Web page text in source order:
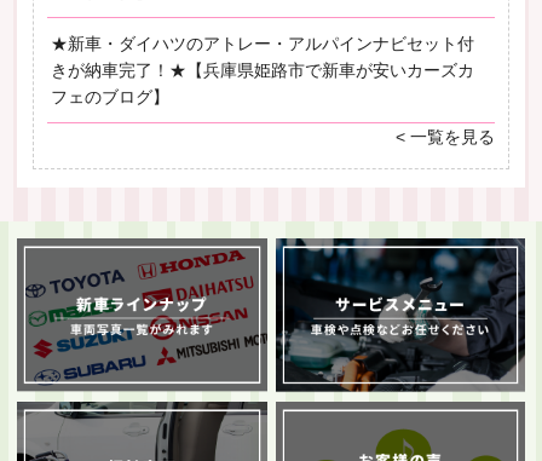
★新車・ダイハツのアトレー・アルパインナビセット付
きが納車完了！★【兵庫県姫路市で新車が安いカーズカ
フェのブログ】
< 一覧を見る